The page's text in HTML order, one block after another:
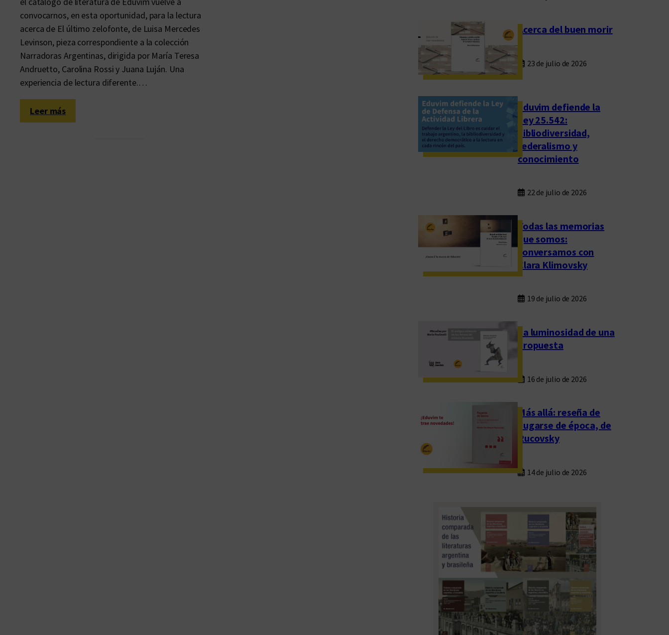
convocarnos, en esta oportunidad, para la lectura
acerca de El último zelofonte, de Luisa Mercedes
Levinson, pieza correspondiente a la colección
Narradoras Argentinas, dirigida por María Teresa
Andruetto, Carolina Rossi y Juana Luján. Una
experiencia de lectura diferente.…
Leer más:
L
Acerca del buen morir
23 de julio de 2026
Eduvim defiende la
Ley 25.542:
bibliodiversidad,
federalismo y
conocimiento
22 de julio de 2026
Todas las memorias
que somos:
conversamos con
Clara Klimovsky
19 de julio de 2026
La luminosidad de una
propuesta
16 de julio de 2026
Más allá: reseña de
Fugarse de época, de
Rucovsky
14 de julio de 2026